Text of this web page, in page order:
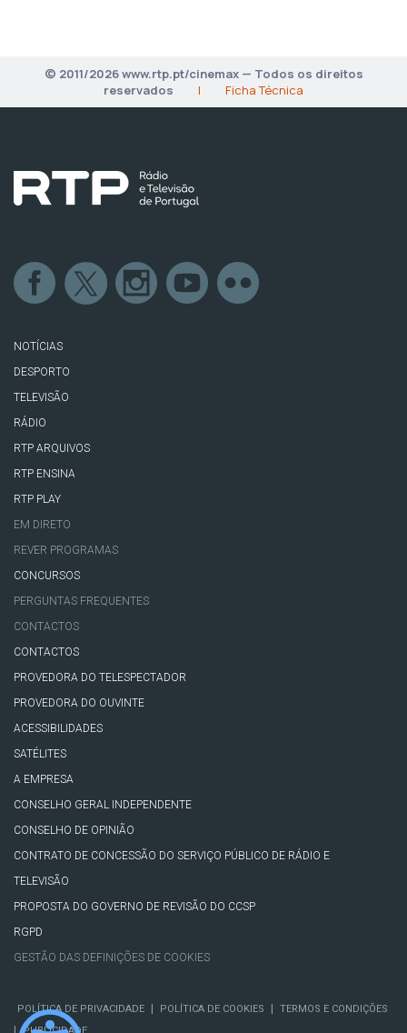
© 2011/2026 www.rtp.pt/cinemax — Todos os direitos
reservados
| Ficha Técnica
NOTÍCIAS
DESPORTO
TELEVISÃO
RÁDIO
RTP ARQUIVOS
RTP ENSINA
RTP PLAY
EM DIRETO
REVER PROGRAMAS
CONCURSOS
PERGUNTAS FREQUENTES
CONTACTOS
CONTACTOS
PROVEDORA DO TELESPECTADOR
PROVEDORA DO OUVINTE
ACESSIBILIDADES
SATÉLITES
A EMPRESA
CONSELHO GERAL INDEPENDENTE
CONSELHO DE OPINIÃO
CONTRATO DE CONCESSÃO DO SERVIÇO PÚBLICO DE RÁDIO E
TELEVISÃO
PROPOSTA DO GOVERNO DE REVISÃO DO CCSP
RGPD
GESTÃO DAS DEFINIÇÕES DE COOKIES
POLÍTICA DE PRIVACIDADE | POLÍTICA DE COOKIES | TERMOS E CONDIÇÕES
| PUBLICIDADE